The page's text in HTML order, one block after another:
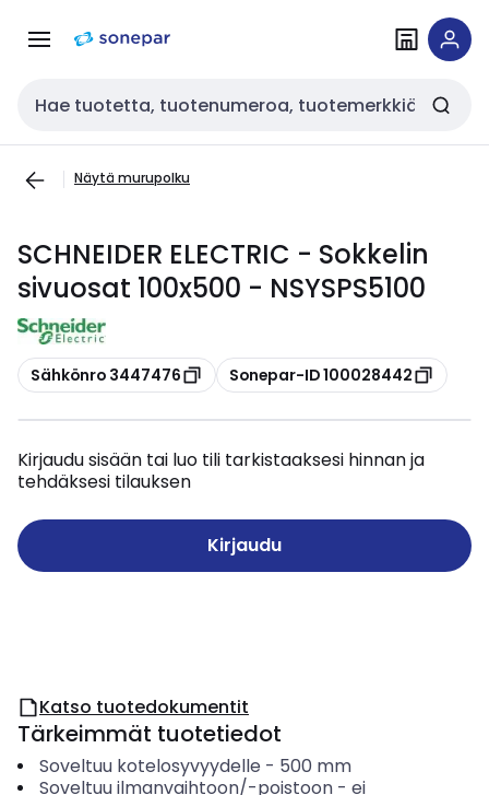
navigointiinsisältöön
Haku
Näytä murupolku
SCHNEIDER ELECTRIC - Sokkelin
sivuosat 100x500 - NSYSPS5100
Kopioi
Sähkönro 3447476 Kopioi
Sonepar-ID 100028442
Kirjaudu sisään tai luo tili tarkistaaksesi hinnan ja
tehdäksesi tilauksen
Kirjaudu
Katso tuotedokumentit
Tärkeimmät tuotetiedot
Soveltuu kotelosyvyydelle - 500 mm
Soveltuu ilmanvaihtoon/-poistoon- ei